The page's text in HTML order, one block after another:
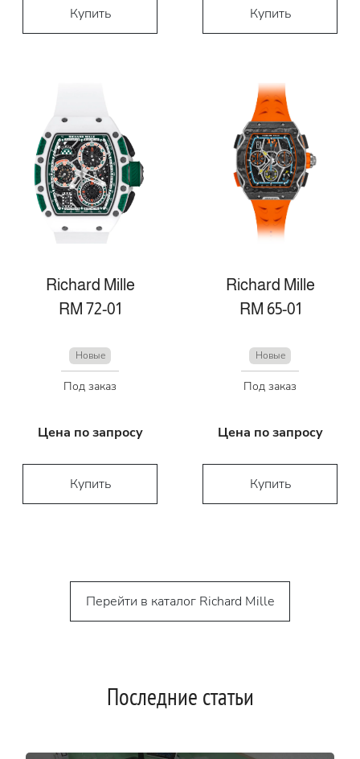
Купить Купить
Richard Mille
RM 72-01
Новые
Под заказ
Цена по запросу
Купить
Richard Mille
RM 65-01
Новые
Под заказ
Цена по запросу
Купить
Перейти в каталог Richard Mille
Последние статьи